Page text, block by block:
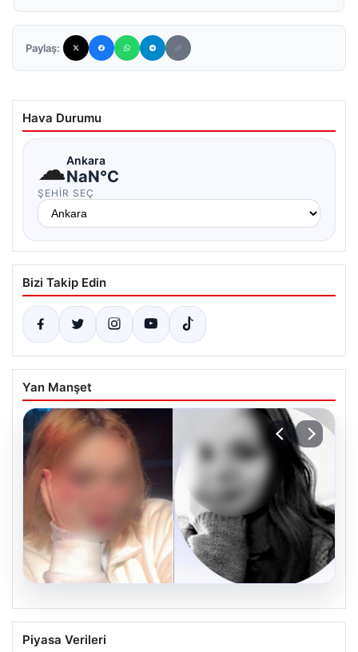
Paylaş:
Hava Durumu
☁Ankara
NaN°C
ŞEHIR SEÇ
Bizi Takip Edin
Yan Manşet
06.08.2026
Hatay’da sır olay. Göğsünden vurulmuş
halde bulundu, telefonundan olay anının
Piyasa Verileri